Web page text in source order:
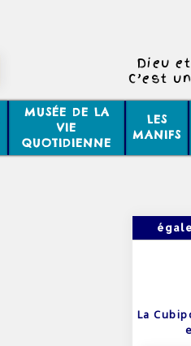
Dieu
C’est
MUSÉE DE LA
VIE
QUOTIDIENNE
LES
MANIFS
La